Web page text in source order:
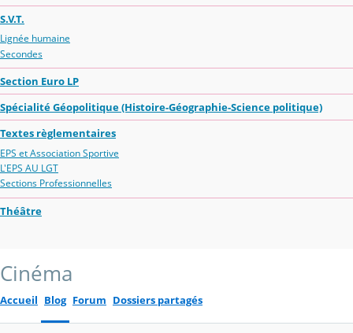
S.V.T.
Lignée humaine
Secondes
Section Euro LP
Spécialité Géopolitique (Histoire-Géographie-Science politique)
Textes règlementaires
EPS et Association Sportive
L'EPS AU LGT
Sections Professionnelles
Théâtre
Cinéma
Accueil Blog Forum Dossiers partagés